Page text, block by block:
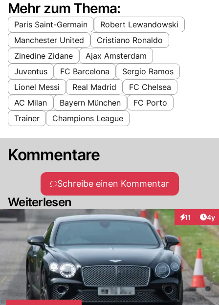
Mehr zum Thema:
Paris Saint-Germain
Robert Lewandowski
Manchester United
Cristiano Ronaldo
Zinedine Zidane
Ajax Amsterdam
Juventus
FC Barcelona
Sergio Ramos
Lionel Messi
Real Madrid
FC Chelsea
AC Milan
Bayern München
FC Porto
Trainer
Champions League
Kommentare
Schreibe einen Kommentar
Weiterlesen
11 4y